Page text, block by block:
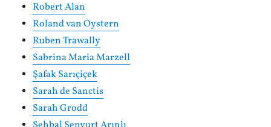
Robert Alan
Roland van Oystern
Ruben Trawally
Sabrina Maria Marzell
Şafak Sarıçiçek
Sarah de Sanctis
Sarah Grodd